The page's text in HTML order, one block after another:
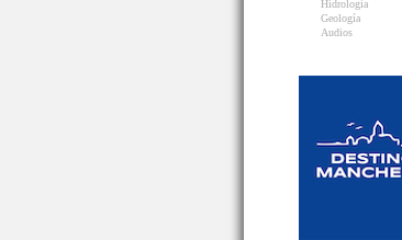
Hidrología
Geología
Audios